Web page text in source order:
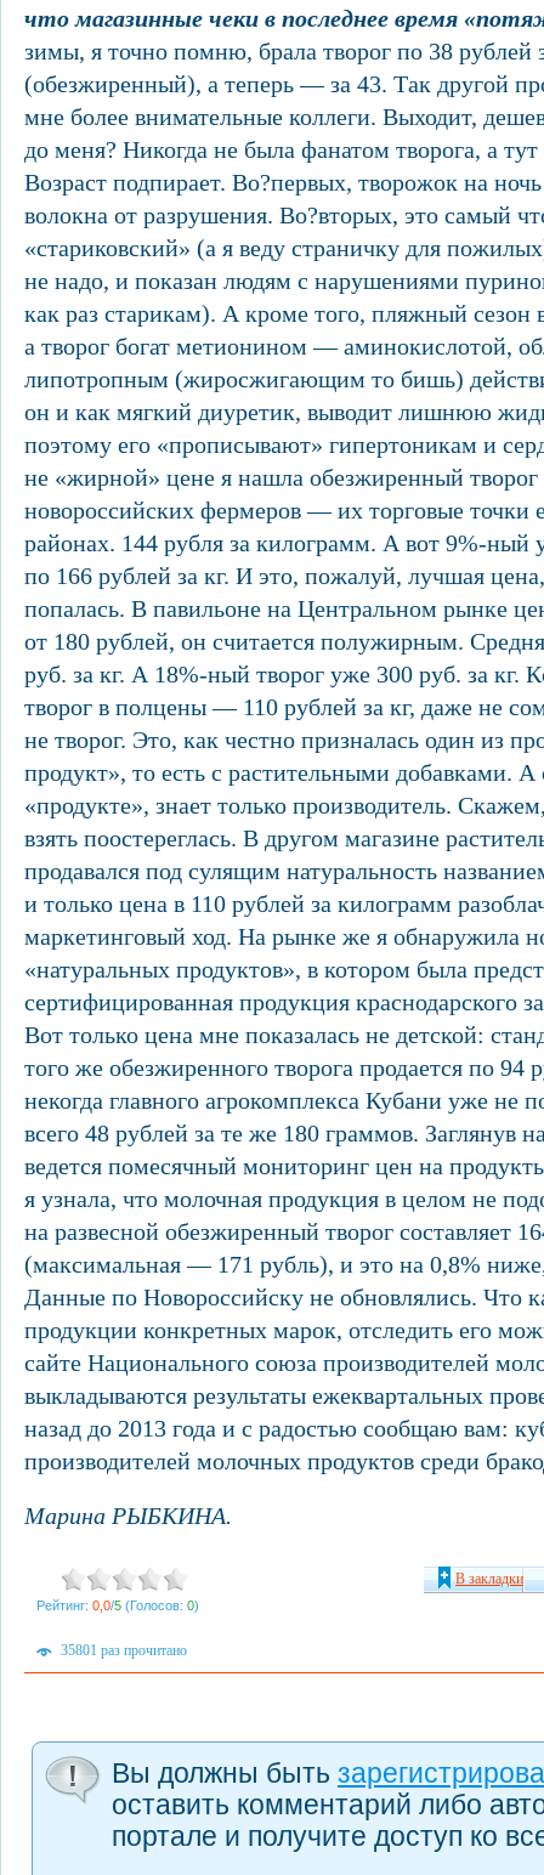
что магазинные чеки в последнее время
зимы, я точно помню, брала творог по 38 рублей
(обезжиренный), а теперь — за 43. Так другой
мне более внимательные коллеги. Выходит,
до меня? Никогда не была фанатом творога, а
Возраст подпирает. Во?первых, творожок на
волокна от разрушения. Во?вторых, это самый
«стариковский» (а я веду страничку для
не надо, и показан людям с нарушениями
как раз старикам). А кроме того, пляжный сезон
а творог богат метионином — аминокислотой,
липотропным (жиросжигающим то бишь)
он и как мягкий диуретик, выводит лишнюю
поэтому его «прописывают» гипертоникам и
не «жирной» цене я нашла обезжиренный творог
новороссийских фермеров — их торговые точки
районах. 144 рубля за килограмм. А вот 9%-ный
по 166 рублей за кг. И это, пожалуй, лучшая
попалась. В павильоне на Центральном рынке
от 180 рублей, он считается полужирным.
руб. за кг. А 18%-ный творог уже 300 руб. за кг.
творог в полцены — 110 рублей за кг, даже не
не творог. Это, как честно призналась один из
продукт», то есть с растительными добавками. А
«продукте», знает только производитель.
взять поостереглась. В другом магазине
продавался под сулящим натуральность
и только цена в 110 рублей за килограмм
маркетинговый ход. На рынке же я обнаружила
«натуральных продуктов», в котором была
сертифицированная продукция краснодарского
Вот только цена мне показалась не детской:
того же обезжиренного творога продается по 94
некогда главного агрокомплекса Кубани уже не
всего 48 рублей за те же 180 граммов. Заглянув
ведется помесячный мониторинг цен на
я узнала, что молочная продукция в целом не
на развесной обезжиренный творог составляет
(максимальная — 171 рубль), и это на 0,8%
Данные по Новороссийску не обновлялись. Что
продукции конкретных марок, отследить его
сайте Национального союза производителей
выкладываются результаты ежеквартальных
назад до 2013 года и с радостью сообщаю вам:
производителей молочных продуктов среди
Марина РЫБКИНА.
Рейтинг: 0,0/5 (Голосов: 0)
В закладки
35801 раз прочитано
Вы должны быть
оставить комментарий либо
портале и получите доступ ко